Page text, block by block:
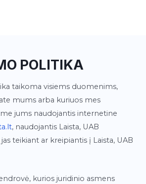
POLITIKA
taikoma visiems duomenims,
mums arba kuriuos mes
jums naudojantis internetine
, naudojantis Laista, UAB
teikiant ar kreipiantis į Laista, UAB
kurios juridinio asmens